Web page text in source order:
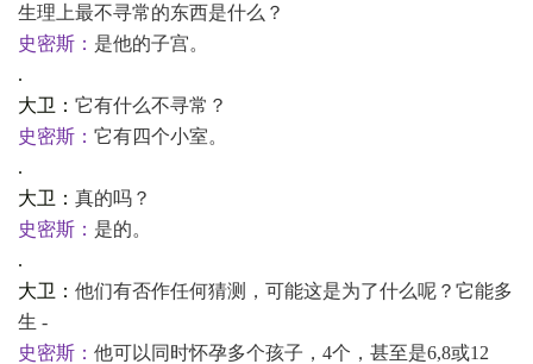
生理上最不寻常的东西是什么？
史密斯： 是他的子宫。
.
大卫： 它有什么不寻常？
史密斯： 它有四个小室。
.
大卫： 真的吗？
史密斯： 是的。
.
大卫： 他们有否作任何猜测，可能这是为了什么呢？它能多
生 -
史密斯： 他可以同时怀孕多个孩子， 4个，甚至是6,8或12